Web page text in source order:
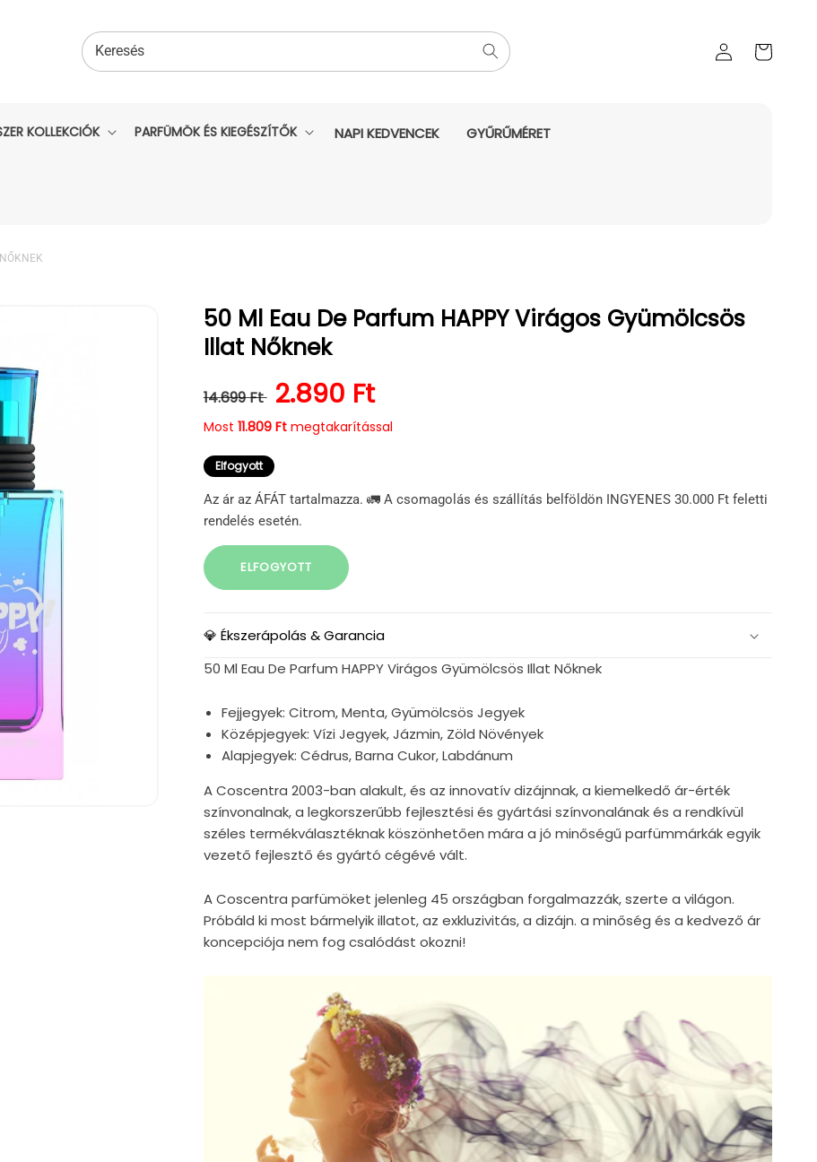
Bejelentkezés
kosara
Keresés
KOLLEKCIÓK PARFÜMÖK ÉS KIEGÉSZÍTŐK NAPI KEDVENCEK GYŰRŰMÉRET
50 Ml Eau De Parfum HAPPY Virágos Gyümölcsös
Illat Nőknek
Normál ár
14.699 FtKedvezményes ár
2.890 Ft
Most 11.809 Ftmegtakarítással
Elfogyott
Az ár az ÁFÁT tartalmazza. 🚛 A csomagolás és szállítás belföldön INGYENES 30.000 Ft feletti
rendelés esetén.
ELFOGYOTT
💎 Ékszerápolás & Garancia
50 Ml Eau De Parfum HAPPY Virágos Gyümölcsös Illat Nőknek
Fejjegyek: Citrom, Menta, Gyümölcsös Jegyek
Középjegyek: Vízi Jegyek, Jázmin, Zöld Növények
Alapjegyek: Cédrus, Barna Cukor, Labdánum
A Coscentra 2003-ban alakult, és az innovatív dizájnnak, a kiemelkedő ár-érték
színvonalnak, a legkorszerűbb fejlesztési és gyártási színvonalának és a rendkívül
széles termékválasztéknak köszönhetően mára a jó minőségű parfümmárkák egyik
vezető fejlesztő és gyártó cégévé vált.
A Coscentra parfümöket jelenleg 45 országban forgalmazzák, szerte a világon.
Próbáld ki most bármelyik illatot, az exkluzivitás, a dizájn. a minőség és a kedvező ár
koncepciója nem fog csalódást okozni!